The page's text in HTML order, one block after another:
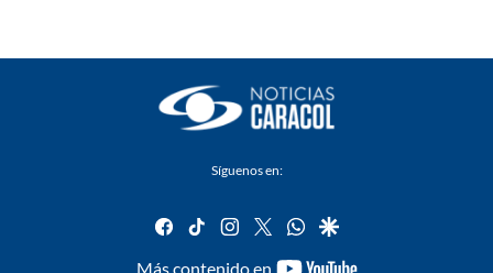
Síguenos en:
facebook
tiktok instagram
twitterwhatsapp
google
Más contenido en
youtube-